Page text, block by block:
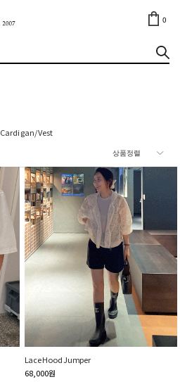
0
Cardigan/Vest
Lace Hood Jumper
68,000원